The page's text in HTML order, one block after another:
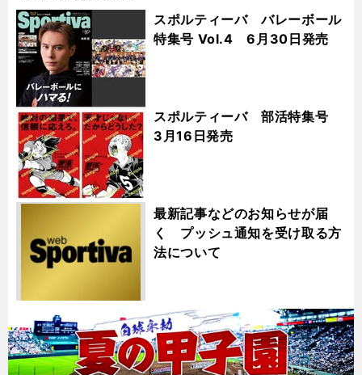
スポルティーバ バレーボール
特集号 Vol.4 6月30日発売
スポルティーバ 部活特集号
3月16日発売
最新記事などのお知らせが届
く プッシュ通知を受け取る方
法について